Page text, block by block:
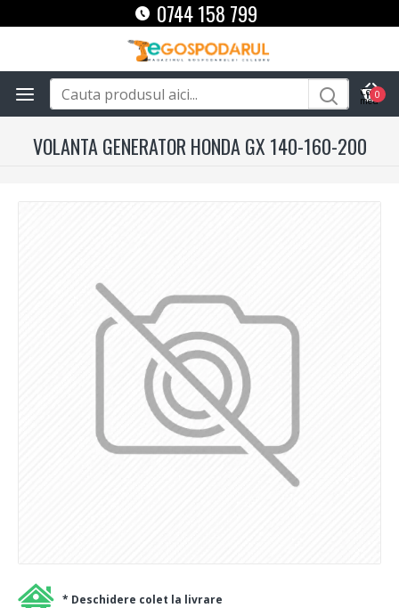
0744 158 799
0
VOLANTA GENERATOR HONDA GX 140-160-200
* Deschidere colet la livrare